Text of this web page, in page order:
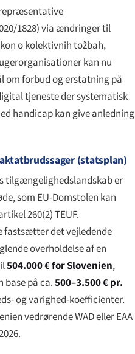
1828) via ændringer til
o kolektivnih tožbah,
kan nu
forbud og erstatning på
tjeneste der systematisk
handicap kan give anledning
(statsplan)
tilgængelighedslandskab er
som EU-Domstolen kan
260(2) TEUF.
fastsætter det vejledende
overholdelse af en
504.000 € for Slovenien,
base på ca.500–3.500 € pr.
og varighed-koefficienter.
vedrørende WAD eller EAA